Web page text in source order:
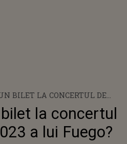
BILET LA CONCERTUL DE
A LUI FUEGO?
la concertul
a lui Fuego?